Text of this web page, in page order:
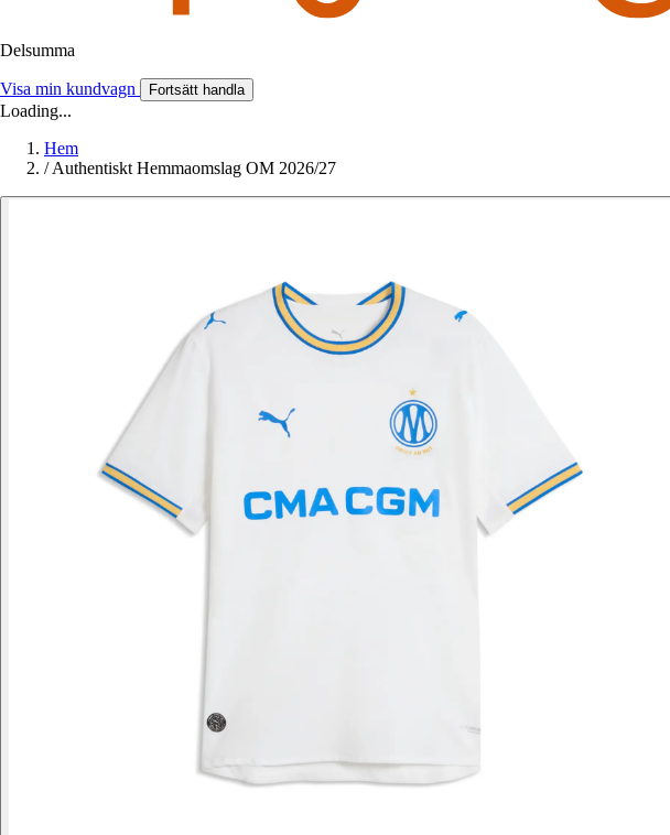
Delsumma
Visa min kundvagn Fortsätt handla
Loading...
Hem
/ Authentiskt Hemmaomslag OM 2026/27